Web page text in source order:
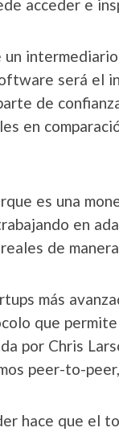
acceder e
será el
de
en
es una
en
de
más
que
por Chris
peer-to-
hace que el